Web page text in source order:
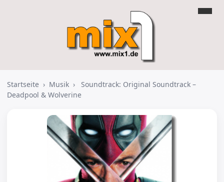
Startseite › Musik ›
Soundtrack: Original Soundtrack –
Deadpool & Wolverine